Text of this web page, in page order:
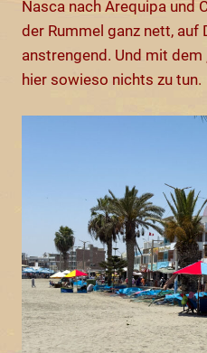
Nasca nach Arequipa und
der Rummel ganz nett, auf
anstrengend. Und mit dem
hier sowieso nichts zu tun.